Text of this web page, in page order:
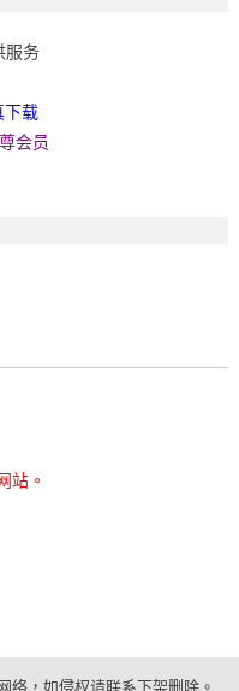
服务
下载
会员
站。
络，如侵权请联系下架删除。